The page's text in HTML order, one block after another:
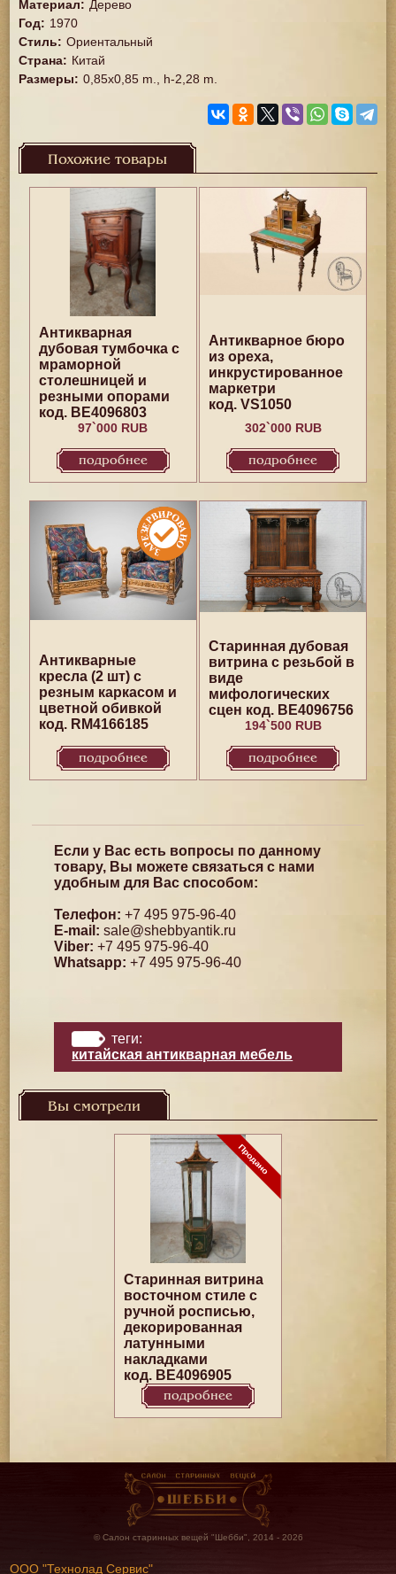
Материал: Дерево
Год: 1970
Стиль: Ориентальный
Страна: Китай
Размеры: 0,85x0,85 m., h-2,28 m.
Похожие товары
Антикварная
дубовая тумбочка с
мраморной
столешницей и
резными опорами
код. BE4096803
97`000 RUB
подробнее
Антикварное бюро
из ореха,
инкрустированное
маркетри
код. VS1050
302`000 RUB
подробнее
Антикварные
кресла (2 шт) с
резным каркасом и
цветной обивкой
код. RM4166185
подробнее
Старинная дубовая
витрина с резьбой в
виде
мифологических
сцен код. BE4096756
194`500 RUB
подробнее
Если у Вас есть вопросы по данному
товару, Вы можете связаться с нами
удобным для Вас способом:
Телефон: +7 495 975-96-40
E-mail: sale@shebbyantik.ru
Viber: +7 495 975-96-40
Whatsapp: +7 495 975-96-40
теги:
китайская антикварная мебель
Вы смотрели
Старинная витрина
восточном стиле с
ручной росписью,
декорированная
латунными
накладками
код. BE4096905
подробнее
© Салон старинных вещей "Шебби", 2014 - 2026
ООО "Технолад Сервис"